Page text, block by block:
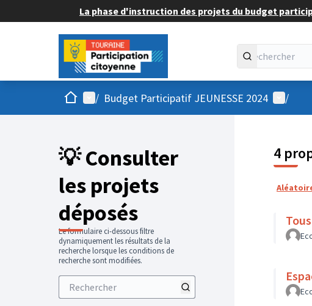
La phase d'instruction des projets du budget
AccueilMenu principal
/ Budget Participatif JEUNESSE 2024 Menu
/
💡 Consulter
les projets
déposés
Le formulaire ci-dessous filtre
dynamiquement les résultats de la
recherche lorsque les conditions de
recherche sont modifiées.
4